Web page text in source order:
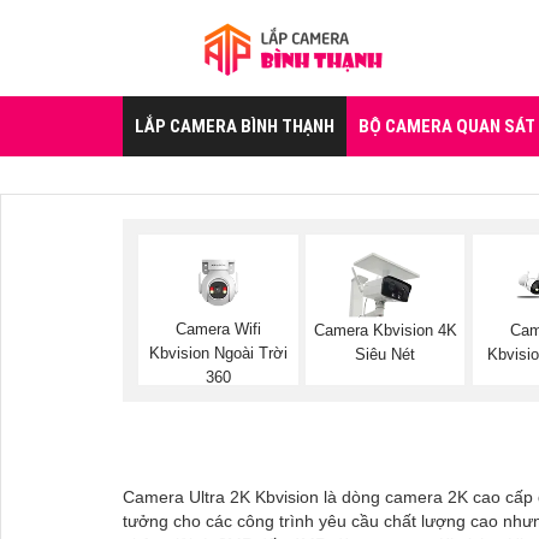
LẮP CAMERA BÌNH THẠNH BỘ CAMERA QUAN SÁT
Camera Wifi
Kbvision Ngoài Trời
360
Camera Kbvision 4K
Siêu Nét
Camera Ultra 2K Kbvision là dòng camera 2K cao
tưởng cho các công trình yêu cầu chất lượng cao